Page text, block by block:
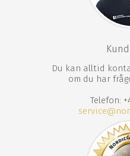
Du kan alltid
om du har
Telefon: